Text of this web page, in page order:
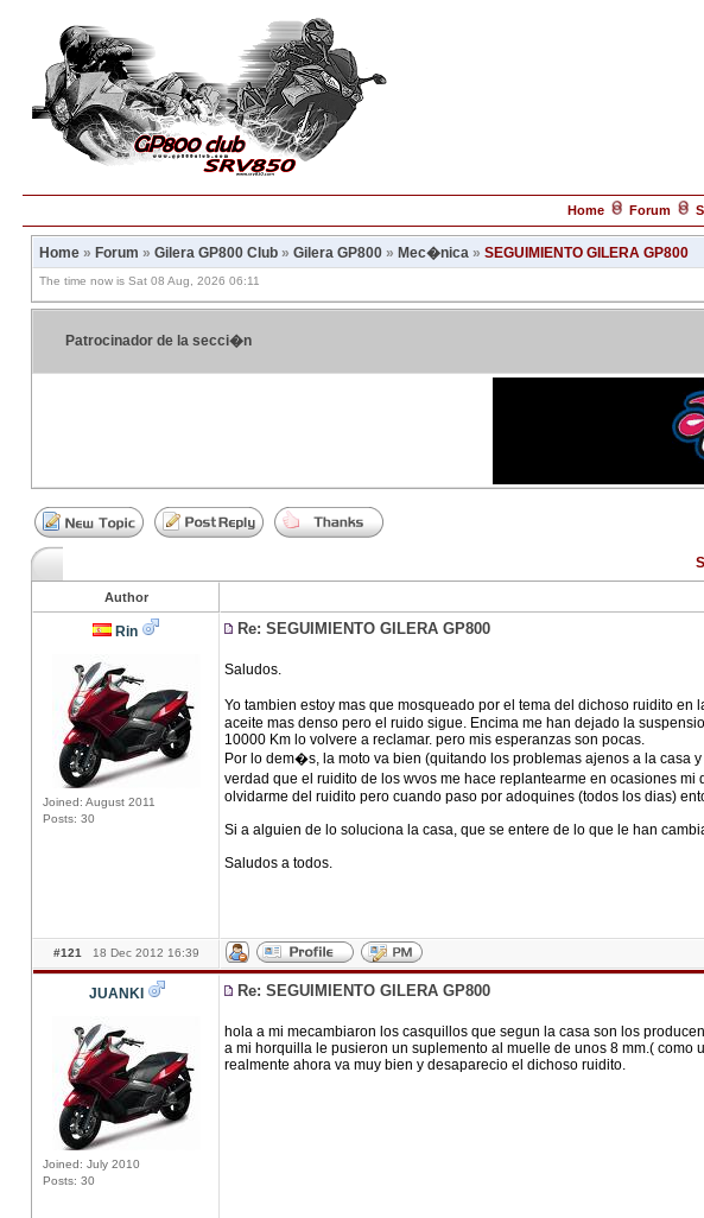
Home Forum
Home » Forum » Gilera GP800 Club » Gilera GP800 » Mec�nica » SEGUIMIENTO GILERA GP800
The time now is Sat 08 Aug, 2026 06:11
Patrocinador de la secci�n
Author
Rin
Joined: August 2011
Posts: 30
Re: SEGUIMIENTO GILERA GP800
Saludos.
Yo tambien estoy mas que mosqueado por el tema del dichoso ruidito
aceite mas denso pero el ruido sigue. Encima me han dejado la
10000 Km lo volvere a reclamar. pero mis esperanzas son pocas.
Por lo dem�s, la moto va bien (quitando los problemas ajenos a la
verdad que el ruidito de los wvos me hace replantearme en ocasiones
olvidarme del ruidito pero cuando paso por adoquines (todos los dias)
Si a alguien de lo soluciona la casa, que se entere de lo que le han
Saludos a todos.
#121 18 Dec 2012 16:39
JUANKI
Joined: July 2010
Posts: 30
Re: SEGUIMIENTO GILERA GP800
hola a mi mecambiaron los casquillos que segun la casa son los
a mi horquilla le pusieron un suplemento al muelle de unos 8 mm.( como
realmente ahora va muy bien y desaparecio el dichoso ruidito.